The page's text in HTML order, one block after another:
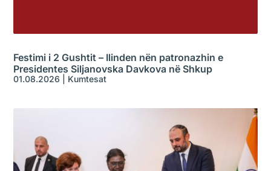
Festimi i 2 Gushtit – Ilinden nën patronazhin e
Presidentes Siljanovska Davkova në Shkup
01.08.2026 Kumtesat